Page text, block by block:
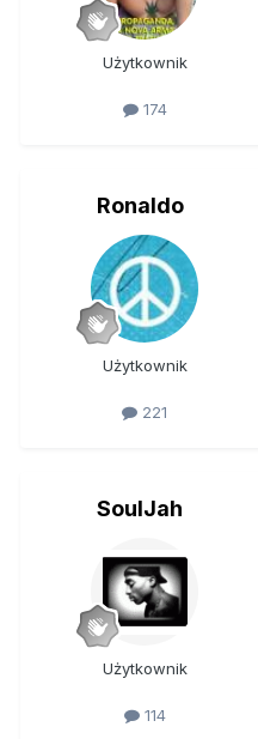
Użytkownik
174
Ronaldo
Użytkownik
221
SoulJah
Użytkownik
114